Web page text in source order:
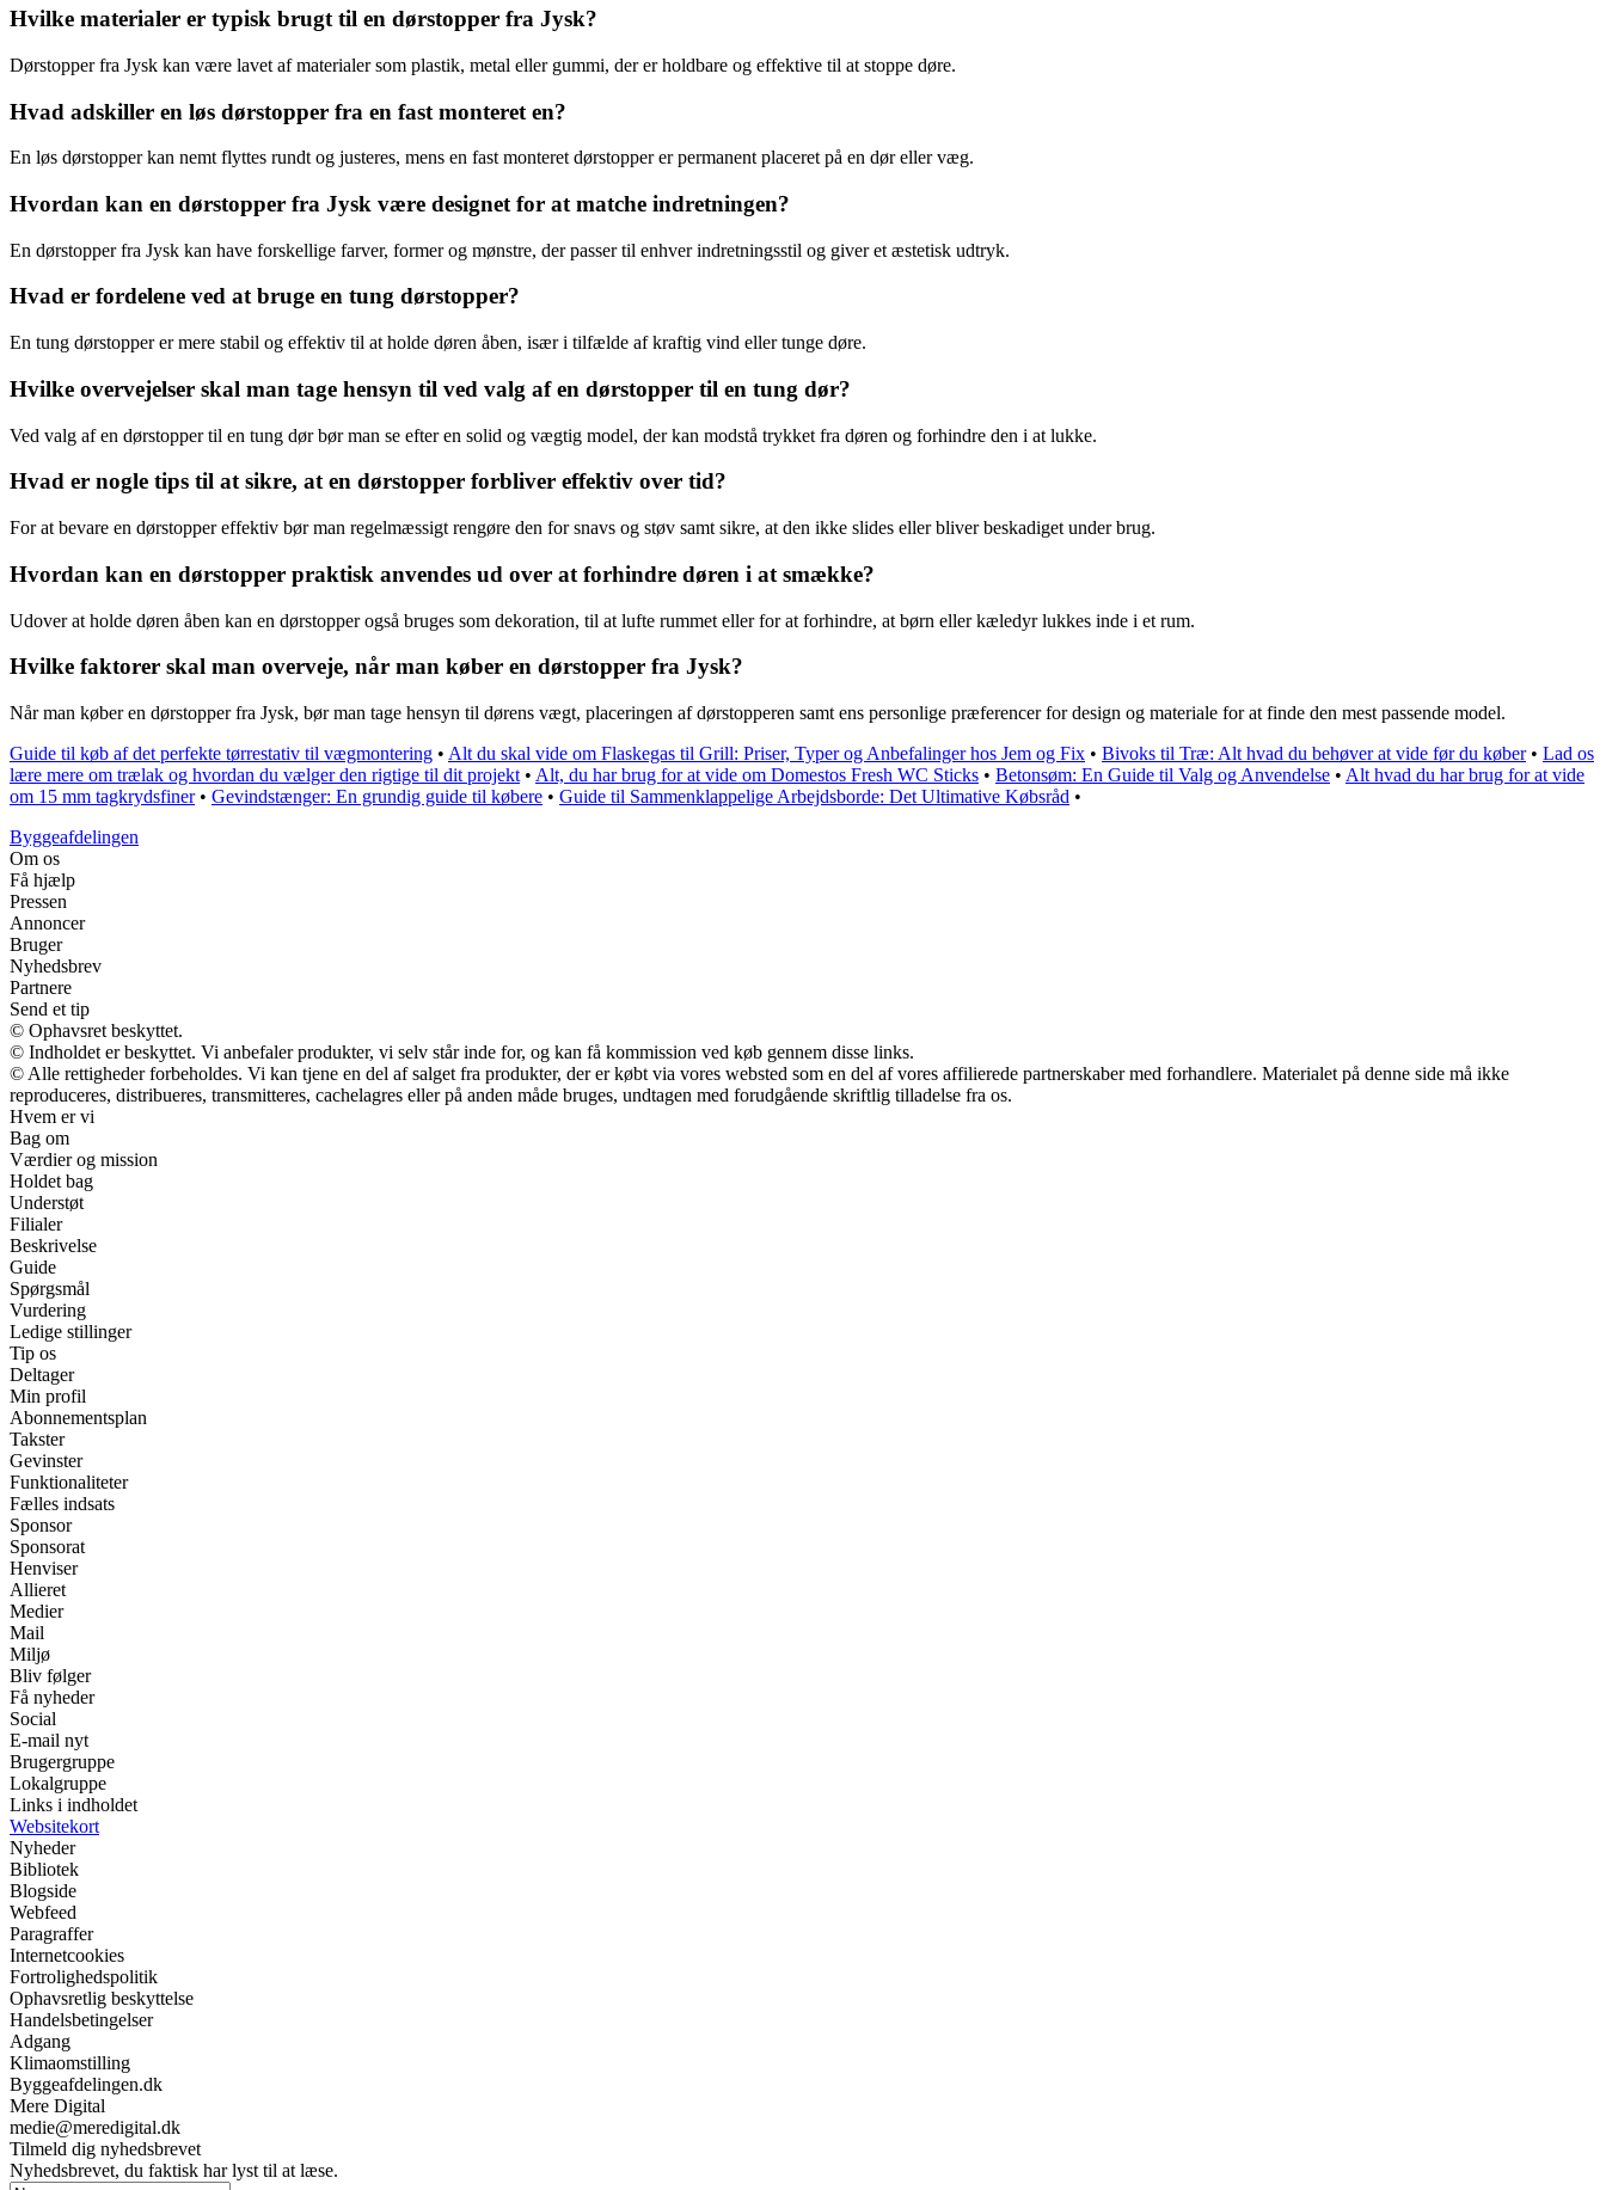
Hvilke materialer er typisk brugt til en dørstopper fra Jysk?
Dørstopper fra Jysk kan være lavet af materialer som plastik, metal eller gummi, der er holdbare og effektive til at stoppe døre.
Hvad adskiller en løs dørstopper fra en fast monteret en?
En løs dørstopper kan nemt flyttes rundt og justeres, mens en fast monteret dørstopper er permanent placeret på en dør eller væg.
Hvordan kan en dørstopper fra Jysk være designet for at matche indretningen?
En dørstopper fra Jysk kan have forskellige farver, former og mønstre, der passer til enhver indretningsstil og giver et æstetisk udtryk.
Hvad er fordelene ved at bruge en tung dørstopper?
En tung dørstopper er mere stabil og effektiv til at holde døren åben, især i tilfælde af kraftig vind eller tunge døre.
Hvilke overvejelser skal man tage hensyn til ved valg af en dørstopper til en tung dør?
Ved valg af en dørstopper til en tung dør bør man se efter en solid og vægtig model, der kan modstå trykket fra døren og forhindre den i at lukke.
Hvad er nogle tips til at sikre, at en dørstopper forbliver effektiv over tid?
For at bevare en dørstopper effektiv bør man regelmæssigt rengøre den for snavs og støv samt sikre, at den ikke slides eller bliver beskadiget under brug.
Hvordan kan en dørstopper praktisk anvendes ud over at forhindre døren i at smække?
Udover at holde døren åben kan en dørstopper også bruges som dekoration, til at lufte rummet eller for at forhindre, at børn eller kæledyr lukkes inde i et rum.
Hvilke faktorer skal man overveje, når man køber en dørstopper fra Jysk?
Når man køber en dørstopper fra Jysk, bør man tage hensyn til dørens vægt, placeringen af dørstopperen samt ens personlige præferencer for design og materiale for at finde den mest passende model.
Guide til køb af det perfekte tørrestativ til vægmontering • Alt du skal vide om Flaskegas til Grill: Priser, Typer og Anbefalinger hos Jem og Fix • Bivoks til Træ: Alt hvad du behøver at vide før du køber• Lad os
lære mere om trælak og hvordan du vælger den rigtige til dit projekt • Alt, du har brug for at vide om Domestos Fresh WC Sticks • Betonsøm: En Guide til Valg og Anvendelse • Alt hvad du har brug for at vide
om 15 mm tagkrydsfiner• Gevindstænger: En grundig guide til købere • Guide til Sammenklappelige Arbejdsborde: Det Ultimative Købsråd •
Byggeafdelingen
Om os
Få hjælp
Pressen
Annoncer
Bruger
Nyhedsbrev
Partnere
Send et tip
© Ophavsret beskyttet.
© Indholdet er beskyttet. Vi anbefaler produkter, vi selv står inde for, og kan få kommission ved køb gennem disse links.
© Alle rettigheder forbeholdes. Vi kan tjene en del af salget fra produkter, der er købt via vores websted som en del af vores affilierede partnerskaber med forhandlere. Materialet på denne side må ikke
reproduceres, distribueres, transmitteres, cachelagres eller på anden måde bruges, undtagen med forudgående skriftlig tilladelse fra os.
Hvem er vi
Bag om
Værdier og mission
Holdet bag
Understøt
Filialer
Beskrivelse
Guide
Spørgsmål
Vurdering
Ledige stillinger
Tip os
Deltager
Min profil
Abonnementsplan
Takster
Gevinster
Funktionaliteter
Fælles indsats
Sponsor
Sponsorat
Henviser
Allieret
Medier
Mail
Miljø
Bliv følger
Få nyheder
Social
E-mail nyt
Brugergruppe
Lokalgruppe
Links i indholdet
Websitekort
Nyheder
Bibliotek
Blogside
Webfeed
Paragraffer
Internetcookies
Fortrolighedspolitik
Ophavsretlig beskyttelse
Handelsbetingelser
Adgang
Klimaomstilling
Byggeafdelingen.dk
Mere Digital
medie@meredigital.dk
Tilmeld dig nyhedsbrevet
Nyhedsbrevet, du faktisk har lyst til at læse.